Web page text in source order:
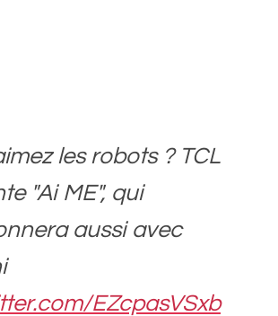
les robots ? TCL
"Ai ME", qui
aussi avec
EZcpasVSxb